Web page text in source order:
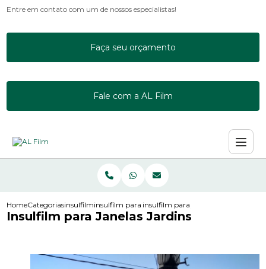
Entre em contato com um de nossos especialistas!
Faça seu orçamento
Fale com a AL Film
HomeCategoriasinsulfilminsulfilm para janela de apartamento
insulfilm para janelas jardins
Insulfilm para Janelas Jardins